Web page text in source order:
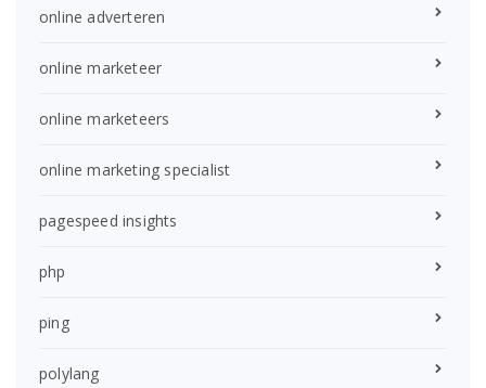
online adverteren
online marketeer
online marketeers
online marketing specialist
pagespeed insights
php
ping
polylang